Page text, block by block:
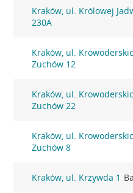
Kraków, ul. Królowej
230A
Kraków, ul.
Zuchów 12
Kraków, ul.
Zuchów 22
Kraków, ul.
Zuchów 8
Kraków, ul. Krzywda 1